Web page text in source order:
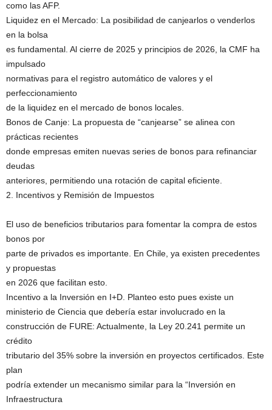
como las AFP.
Liquidez en el Mercado: La posibilidad de canjearlos o venderlos
en la bolsa
es fundamental. Al cierre de 2025 y principios de 2026, la CMF ha
impulsado
normativas para el registro automático de valores y el
perfeccionamiento
de la liquidez en el mercado de bonos locales.
Bonos de Canje: La propuesta de “canjearse” se alinea con
prácticas recientes
donde empresas emiten nuevas series de bonos para refinanciar
deudas
anteriores, permitiendo una rotación de capital eficiente.
2. Incentivos y Remisión de Impuestos
El uso de beneficios tributarios para fomentar la compra de estos
bonos por
parte de privados es importante. En Chile, ya existen precedentes
y propuestas
en 2026 que facilitan esto.
Incentivo a la Inversión en I+D. Planteo esto pues existe un
ministerio de Ciencia que debería estar involucrado en la
construcción de FURE: Actualmente, la Ley 20.241 permite un
crédito
tributario del 35% sobre la inversión en proyectos certificados. Este
plan
podría extender un mecanismo similar para la “Inversión en
Infraestructura